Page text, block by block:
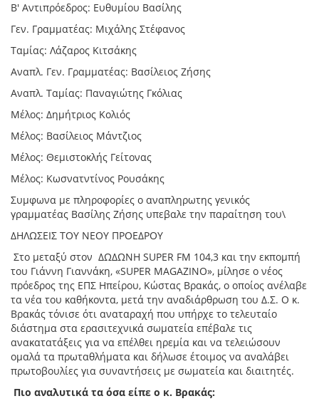
Β' Αντιπρόεδρος: Ευθυμίου Βασίλης
Γεν. Γραμματέας: Μιχάλης Στέφανος
Ταμίας: Λάζαρος Κιτσάκης
Αναπλ. Γεν. Γραμματέας: Βασίλειος Ζήσης
Αναπλ. Ταμίας: Παναγιώτης Γκόλιας
Μέλος: Δημήτριος Κολιός
Μέλος: Βασίλειος Μάντζιος
Μέλος: Θεμιστοκλής Γείτονας
Μέλος: Κωσνατντίνος Ρουσάκης
Συμφωνα με πληροφορίες ο αναπληρωτης γενικός
γραμματέας Βασίλης Ζήσης υπεβαλε την παραίτηση του\
ΔΗΛΩΣΕΙΣ ΤΟΥ ΝΕΟΥ ΠΡΟΕΔΡΟΥ
Στο μεταξύ στον ΔΩΔΩΝΗ SUPER FM 104,3 και την εκπομπή
του Γιάννη Γιαννάκη, «SUPER MAGAZINO», μίλησε ο νέος
πρόεδρος της ΕΠΣ Ηπείρου, Κώστας Βρακάς, ο οποίος ανέλαβε
τα νέα του καθήκοντα, μετά την αναδιάρθρωση του Δ.Σ. Ο κ.
Βρακάς τόνισε ότι αναταραχή που υπήρχε το τελευταίο
διάστημα στα ερασιτεχνικά σωματεία επέβαλε τις
ανακατατάξεις για να επέλθει ηρεμία και να τελειώσουν
ομαλά τα πρωταθλήματα και δήλωσε έτοιμος να αναλάβει
πρωτοβουλίες για συναντήσεις με σωματεία και διαιτητές.
Πιο αναλυτικά τα όσα είπε ο κ. Βρακάς: